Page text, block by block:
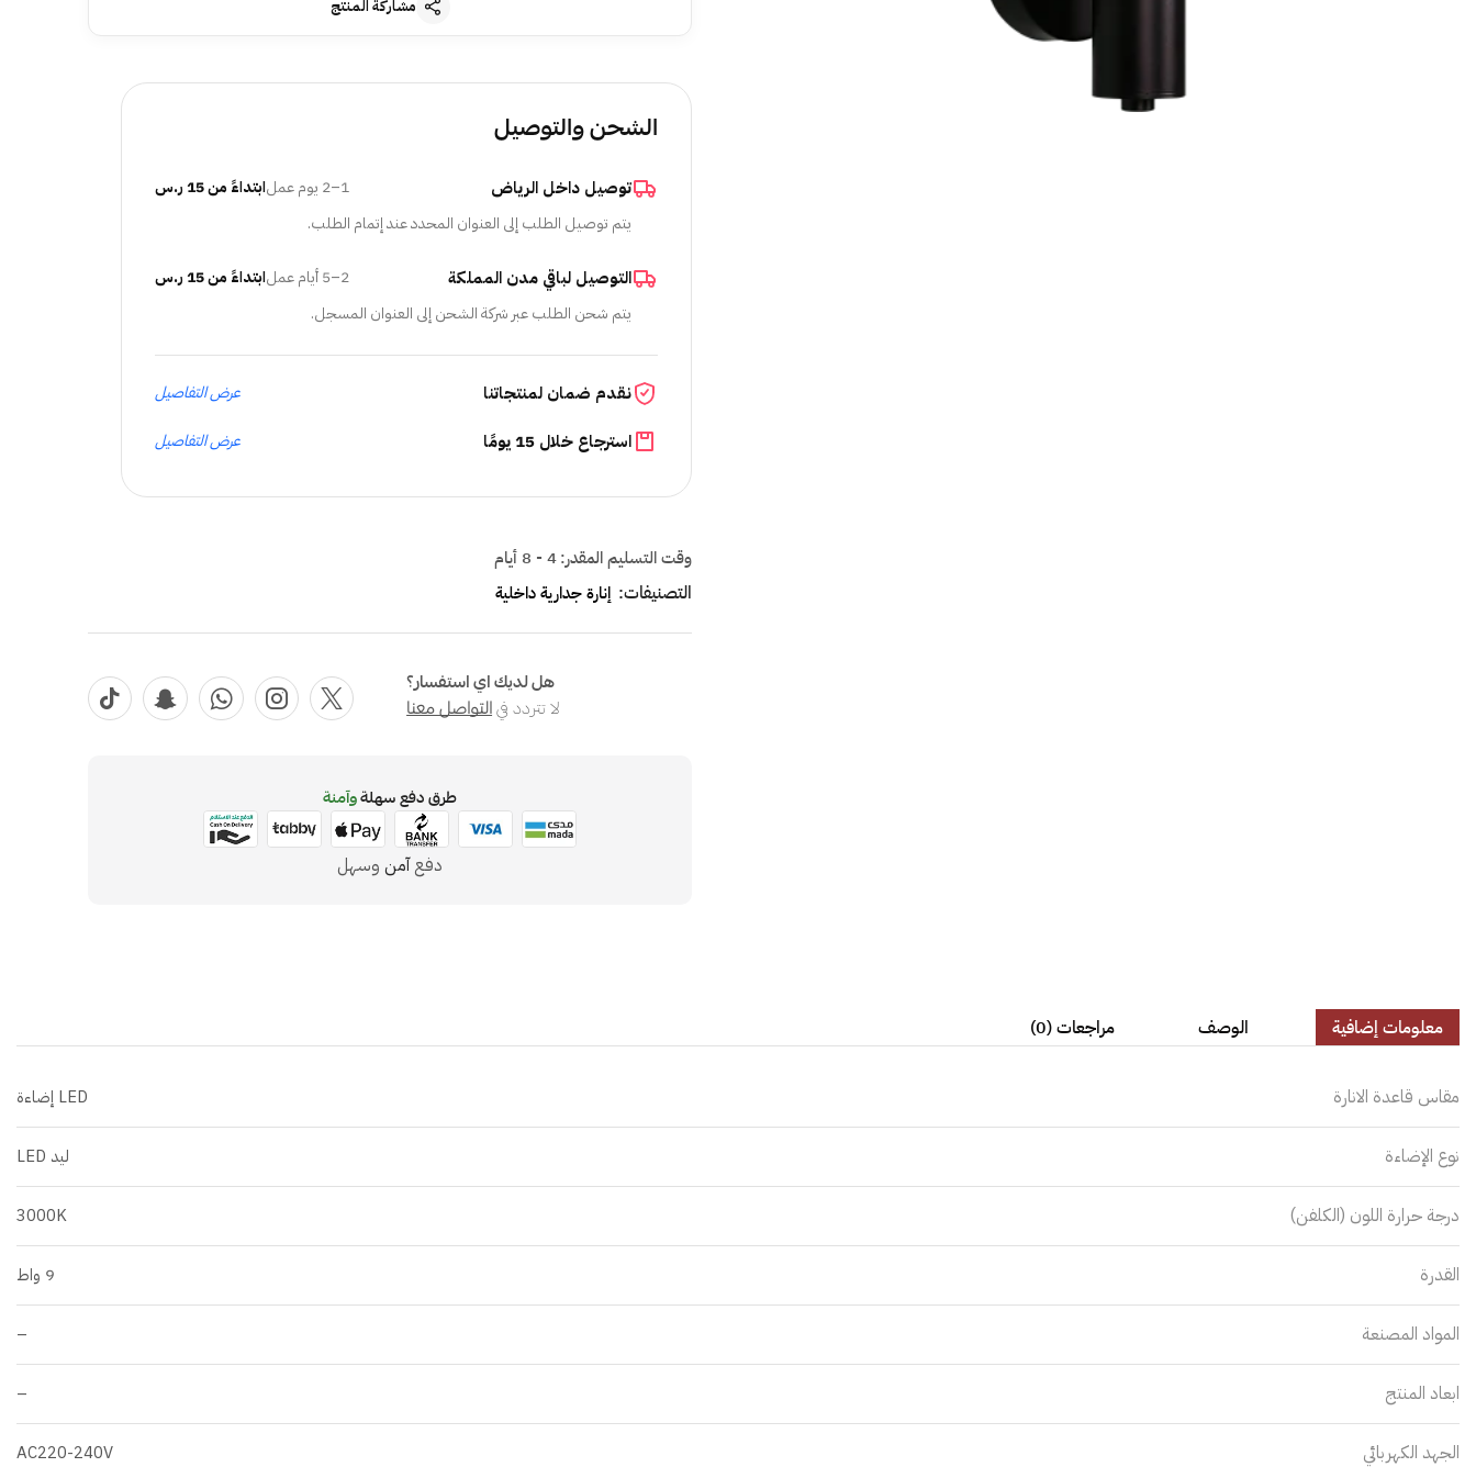
مشاركة المنتج
الشحن والتوصيل
توصيل داخل الرياض 1–2 يوم عمل
ابتداءً من 15 ر.س
يتم توصيل الطلب إلى العنوان المحدد عند إتمام الطلب.
التوصيل لباقي مدن المملكة 2–5 أيام عمل
ابتداءً من 15 ر.س
يتم شحن الطلب عبر شركة الشحن إلى العنوان المسجل.
نقدم ضمان لمنتجاتنا عرض التفاصيل
استرجاع خلال 15 يومًا عرض التفاصيل
وقت التسليم المقدر:4 - 8 أيام
التصنيفات: إنارة جدارية داخلية
هل لديك اي استفسار؟
لا تتردد فيالتواصل معنا
طرق دفع سهلةوآمنة
دفعآمنوسهل
معلومات إضافية الوصف مراجعات (0)
مقاس قاعدة الانارة LED إضاءة
نوع الإضاءة ليد LED
درجة حرارة اللون (الكلفن) 3000K
القدرة 9 واط
المواد المصنعة –
ابعاد المنتج –
الجهد الكهربائي AC220-240V